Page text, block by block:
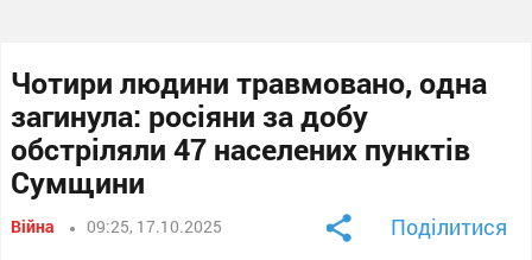
Чотири людини травмовано, одна
загинула: росіяни за добу
обстріляли 47 населених пунктів
Сумщини
Війна 09:25, 17.10.2025 Поділитися